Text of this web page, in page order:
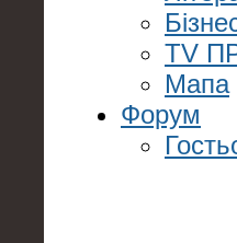
TV
Мапа
Форум